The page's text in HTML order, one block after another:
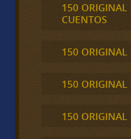
150 ORIGINAL
CUENTOS
150
150 ORIGINAL
150